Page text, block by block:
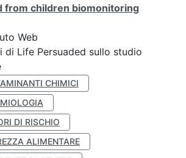
from children biomonitoring
Web
di Life Persuaded sullo studio
CHIMICI
DI RISCHIO
ALIMENTARE